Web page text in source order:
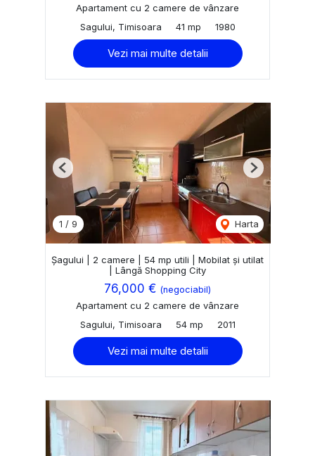
Apartament cu 2 camere de vânzare
Sagului, Timisoara
41 mp 1980
Vezi mai multe detalii
1 / 9 Harta
Previous Next
Șagului | 2 camere | 54 mp utili | Mobilat și utilat
| Lângă Shopping City
76,000 € (negociabil)
Apartament cu 2 camere de vânzare
Sagului, Timisoara
54 mp 2011
Vezi mai multe detalii